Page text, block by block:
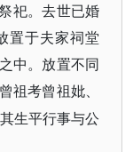
祀。去世已婚
置于夫家祠堂
中。放置不同
祖考曾祖妣、
生平行事与公